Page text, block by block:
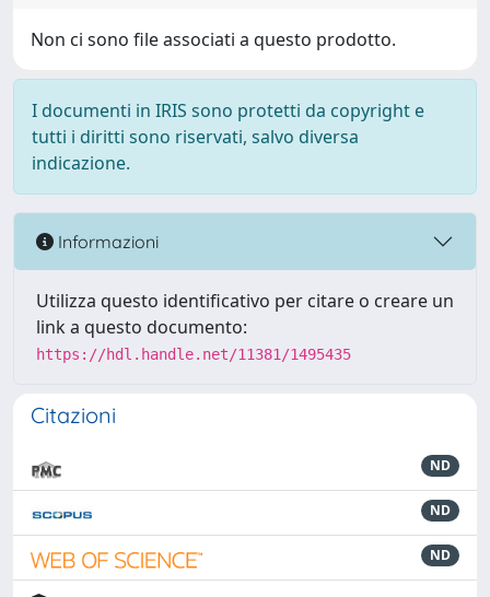
Non ci sono file associati a questo prodotto.
I documenti in IRIS sono protetti da copyright e
tutti i diritti sono riservati, salvo diversa
indicazione.
Informazioni
Utilizza questo identificativo per citare o creare un
link a questo documento:
https://hdl.handle.net/11381/1495435
Citazioni
ND
ND
ND